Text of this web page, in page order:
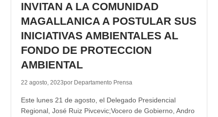
INVITAN A LA COMUNIDAD
MAGALLANICA A POSTULAR SUS
INICIATIVAS AMBIENTALES AL
FONDO DE PROTECCION
AMBIENTAL
22 agosto, 2023por Departamento Prensa
Este lunes 21 de agosto, el Delegado Presidencial
Regional, José Ruiz Pivcevic;Vocero de Gobierno, Andro